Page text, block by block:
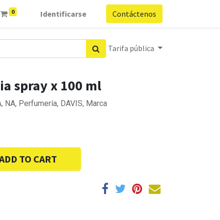
0 Identificarse Contáctenos
Tarifa pública
spray x 100 ml
NA, Perfumería, DAVIS, Marca
TO CART